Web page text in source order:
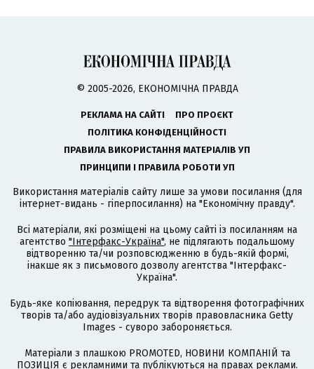
© 2005-2026, ЕКОНОМІЧНА ПРАВДА
РЕКЛАМА НА САЙТІ
ПРО ПРОЄКТ
ПОЛІТИКА КОНФІДЕНЦІЙНОСТІ
ПРАВИЛА ВИКОРИСТАННЯ МАТЕРІАЛІВ УП
ПРИНЦИПИ І ПРАВИЛА РОБОТИ УП
Використання матеріалів сайту лише за умови посилання (для
інтернет-видань - гіперпосилання) на "Економічну правду".
Всі матеріали, які розміщені на цьому сайті із посиланням на
агентство "Інтерфакс-Україна", не підлягають подальшому
відтворенню та/чи розповсюдженню в будь-якій формі,
інакше як з письмового дозволу агентства "Інтерфакс-
Україна".
Будь-яке копіювання, передрук та відтворення фотографічних
творів та/або аудіовізуальних творів правовласника Getty
Images - суворо забороняється.
Матеріали з плашкою PROMOTED, НОВИНИ КОМПАНІЙ та
ПОЗИЦІЯ є рекламними та публікуються на правах реклами.